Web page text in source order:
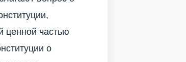
ценной частью
о